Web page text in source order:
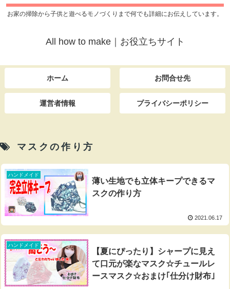
お家の掃除から子供と遊べるモノづくりまで何でも詳細にお伝えしています。
All how to make｜お役立ちサイト
ホーム お問合せ先
運営者情報 プライバシーポリシー
マスクの作り方
ハンドメイド
薄い生地でも立体キープできるマ
スクの作り方
2021.06.17
ハンドメイド
【夏にぴったり】シャープに見え
て口元が楽なマスク☆チュールレ
ースマスク☆おまけ｢仕分け財布｣